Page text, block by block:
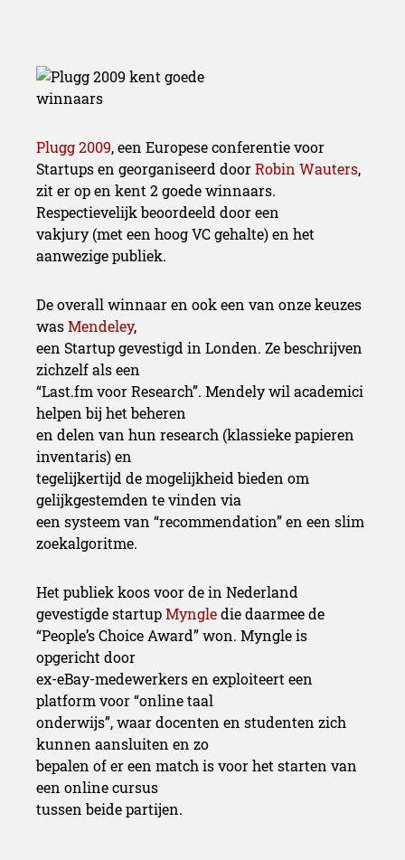
Plugg 2009, een Europese conferentie voor
Startups en georganiseerd doorRobin Wauters,
zit er op en kent 2 goede winnaars.
Respectievelijk beoordeeld door een
vakjury (met een hoog VC gehalte) en het
aanwezige publiek.
De overall winnaar en ook een van onze keuzes
wasMendeley,
een Startup gevestigd in Londen. Ze beschrijven
zichzelf als een
“Last.fm voor Research”. Mendely wil academici
helpen bij het beheren
en delen van hun research (klassieke papieren
inventaris) en
tegelijkertijd de mogelijkheid bieden om
gelijkgestemden te vinden via
een systeem van “recommendation” en een slim
zoekalgoritme.
Het publiek koos voor de in Nederland
gevestigde startupMyngledie daarmee de
“People’s Choice Award” won. Myngle is
opgericht door
ex-eBay-medewerkers en exploiteert een
platform voor “online taal
onderwijs”, waar docenten en studenten zich
kunnen aansluiten en zo
bepalen of er een match is voor het starten van
een online cursus
tussen beide partijen.